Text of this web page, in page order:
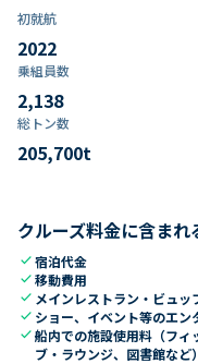
初就航
2022
乗組員数​
2,138
総トン数​
205,700t
クルーズ料金に含まれ
check宿泊代金
check移動費用
check メインレストラン・ビュ
check ショー、イベント等のエン
check船内での施設使用料（フィ
ブ・ラウンジ、図書館など）